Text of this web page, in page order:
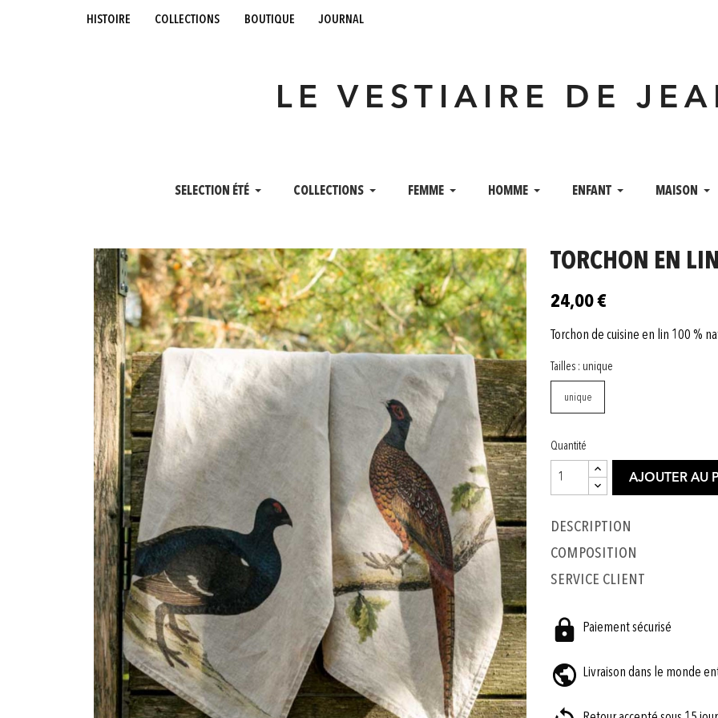
histoire collections boutique journal
LE VESTIAIRE DE
SELECTION ÉTÉ COLLECTIONS FEMME HOMME ENFANT MAISON
TORCHON EN
24,00 €
Torchon de cuisine en lin 100 %
Tailles : unique
unique
Quantité
AJOUTER AU
Description
COMPOSITION
SERVICE CLIENT
Paiement sécurisé
Livraison dans le monde